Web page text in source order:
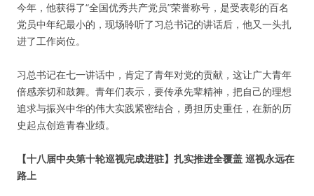
今年，他获得了“全国优秀共产党员”荣誉称号，是受表彰的百名
党员中年纪最小的，现场聆听了习总书记的讲话后，他又一头扎
进了工作岗位。
习总书记在七一讲话中，肯定了青年对党的贡献，这让广大青年
倍感亲切和鼓舞。青年们表示，要传承先辈精神，把自己的理想
追求与振兴中华的伟大实践紧密结合，勇担历史重任，在新的历
史起点创造青春业绩。
【十八届中央第十轮巡视完成进驻】扎实推进全覆盖 巡视永远在
路上